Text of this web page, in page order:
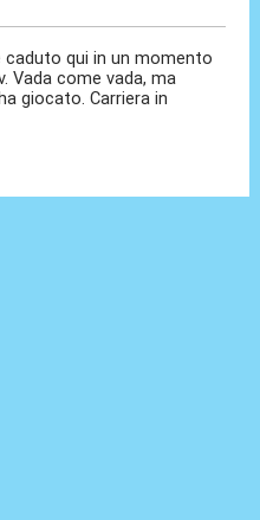
caduto qui in un momento
Vada come vada, ma
giocato. Carriera in